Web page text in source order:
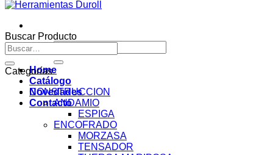
Buscar
por:
Home
Catálogo
Novedades
Contacto
Buscar Producto
Buscar
por:
Categorías
CONSTRUCCION
ANDAMIO
ESPIGA
ENCOFRADO
MORZASA
TENSADOR